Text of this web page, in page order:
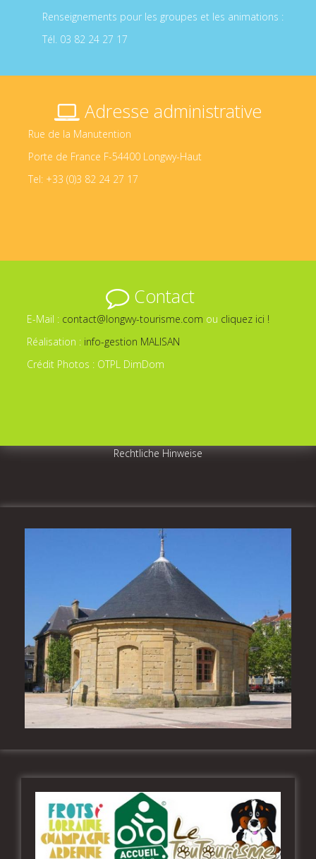
Renseignements pour les groupes et les animations :
Tél. 03 82 24 27 17
Adresse administrative
Rue de la Manutention
Porte de France F-54400 Longwy-Haut
Tel: +33 (0)3 82 24 27 17
Contact
E-Mail : contact@longwy-tourisme.com ou cliquez ici !
Réalisation : info-gestion MALISAN
Crédit Photos : OTPL DimDom
Rechtliche Hinweise